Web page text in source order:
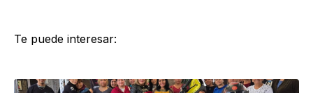
Te puede interesar: